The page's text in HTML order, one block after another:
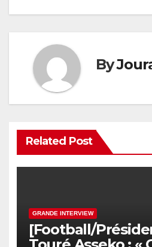
By
Related Post
GRANDE INTERVIEW
[Football/